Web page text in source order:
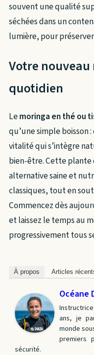
souvent une qualité
séchées dans un
lumière, pour
Votre
quotidien
Lemoringa en thé ou
qu’une simple boisson
vitalité qui s’intègre
bien-être. Cette
alternative saine et
classiques, tout en
Commencez dès
et laissez le temps au
progressivement tous
À propos Articles
Océane
ans, je
monde
premiers
sécurité.